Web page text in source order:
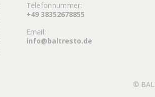
Telefonnummer:
+49 38352678855
Email:
info@baltresto.de
©